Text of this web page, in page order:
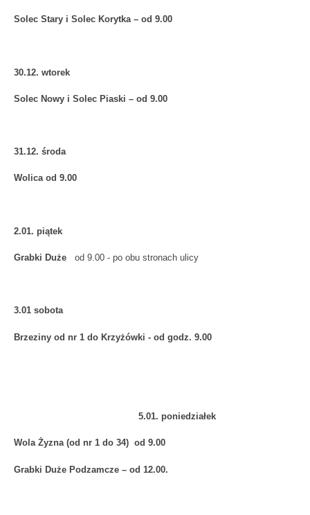
Solec Stary i Solec Korytka – od 9.00
30.12. wtorek
Solec Nowy i Solec Piaski – od 9.00
31.12. środa
Wolica od 9.00
2.01. piątek
Grabki Duże od 9.00 - po obu stronach ulicy
3.01 sobota
Brzeziny od nr 1 do Krzyżówki - od godz. 9.00
5.01. poniedziałek
Wola Żyzna (od nr 1 do 34) od 9.00
Grabki Duże Podzamcze – od 12.00.